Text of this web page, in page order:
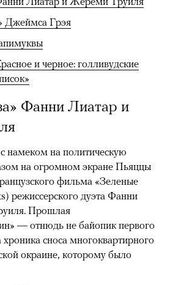
Джеймса Грэя
и черное: голливудские
Фанни Лиатар и
намеком на политическую
на огромном экране Пьяццы
фильма «Зеленые
режиссерского дуэта Фанни
Прошлая
— отнюдь не байопик первого
сноса многоквартирного
окраине, которому было